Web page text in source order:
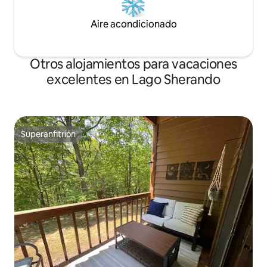
Aire acondicionado
Otros alojamientos para vacaciones
excelentes en Lago Sherando
Superanfitrión
Superanfitrión